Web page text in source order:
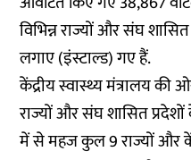
विभिन्न राज्यों और संघ
लगाए (इंस्टाल्ड) गए हैं.
केंद्रीय स्वास्थ्य मंत्रालय की
राज्यों और संघ शासित
में से महज कुल 9 राज्यों और